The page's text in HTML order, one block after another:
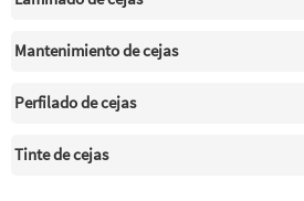
Mantenimiento de cejas
Perfilado de cejas
Tinte de cejas